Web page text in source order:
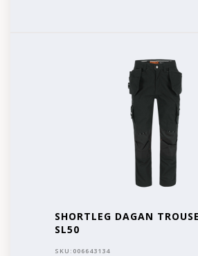
SHORTLEG DAGAN
SL50
SKU: 006643134